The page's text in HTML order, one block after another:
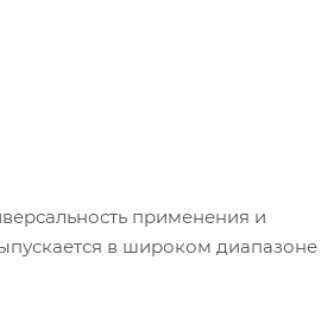
применения и
в широком диапазоне